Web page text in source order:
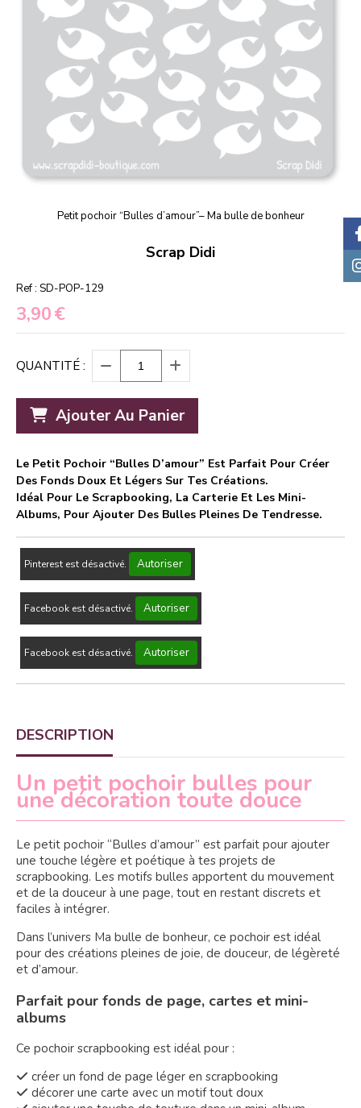
Petit pochoir “Bulles d’amour”– Ma bulle de bonheur
Scrap Didi
Ref : SD-POP-129
3,90€
QUANTITÉ :
Ajouter Au Panier
Le Petit Pochoir “Bulles D’amour” Est Parfait Pour Créer
Des Fonds Doux Et Légers Sur Tes Créations.
Idéal Pour Le Scrapbooking, La Carterie Et Les Mini-
Albums, Pour Ajouter Des Bulles Pleines De Tendresse.
Pinterest est désactivé. Autoriser
Facebook est désactivé. Autoriser
Facebook est désactivé. Autoriser
DESCRIPTION
Un petit pochoir bulles pour
une décoration toute douce
Le petit pochoir “Bulles d’amour” est parfait pour ajouter
une touche légère et poétique à tes projets de
scrapbooking. Les motifs bulles apportent du mouvement
et de la douceur à une page, tout en restant discrets et
faciles à intégrer.
Dans l’univers Ma bulle de bonheur, ce pochoir est idéal
pour des créations pleines de joie, de douceur, de légèreté
et d’amour.
Parfait pour fonds de page, cartes et mini-
albums
Ce pochoir scrapbooking est idéal pour :
 créer un fond de page léger en scrapbooking
 décorer une carte avec un motif tout doux